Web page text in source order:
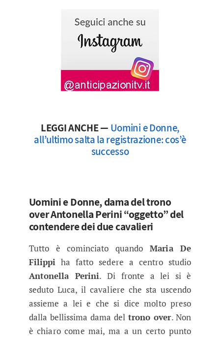
LEGGI ANCHE — Uomini e Donne,
all’ultimo salta la registrazione: cos’è
successo
Uomini e Donne, dama del trono
over Antonella Perini “oggetto” del
contendere dei due cavalieri
Tutto è cominciato quandoMaria De
Filippi ha fatto sedere a centro studio
Antonella Perini. Di fronte a lei si è
seduto Luca, il cavaliere che sta uscendo
assieme a lei e che si dice molto preso
dalla bellissima dama deltrono over. Non
è chiaro come mai, ma a un certo punto